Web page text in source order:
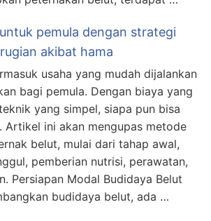
pemula dengan strategi
akibat hama
usaha yang mudah dijalankan
bagi pemula. Dengan biaya yang
yang simpel, siapa pun bisa
Artikel ini akan mengupas metode
belut, mulai dari tahap awal,
pemberian nutrisi, perawatan,
Persiapan Modal Budidaya Belut
budidaya belut, ada …